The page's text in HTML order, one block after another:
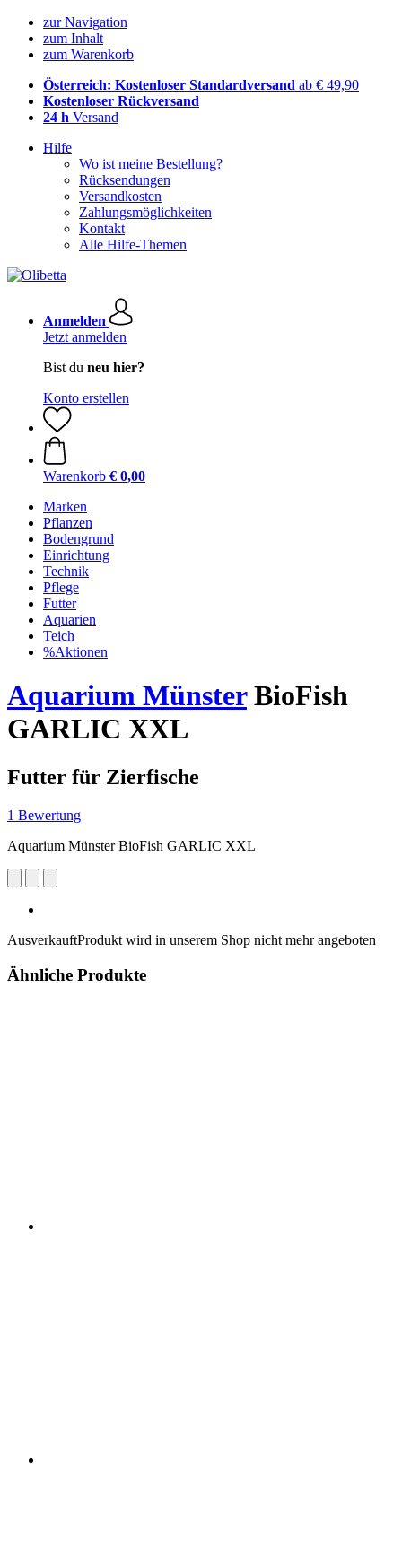
zur Navigation
zum Inhalt
zum Warenkorb
Österreich: Kostenloser Standardversand ab € 49,90
Kostenloser Rückversand
24 h Versand
Hilfe
Wo ist meine Bestellung?
Rücksendungen
Versandkosten
Zahlungsmöglichkeiten
Kontakt
Alle Hilfe-Themen
Anmelden
Jetzt anmelden
Bist du neu hier?
Konto erstellen
Warenkorb € 0,00
Marken
Pflanzen
Bodengrund
Einrichtung
Technik
Pflege
Futter
Aquarien
Teich
%Aktionen
Aquarium MünsterBioFish
GARLIC XXL
Futter für Zierfische
1 Bewertung
Aquarium Münster BioFish GARLIC XXL
AusverkauftProdukt wird in unserem Shop nicht mehr angeboten
Ähnliche Produkte